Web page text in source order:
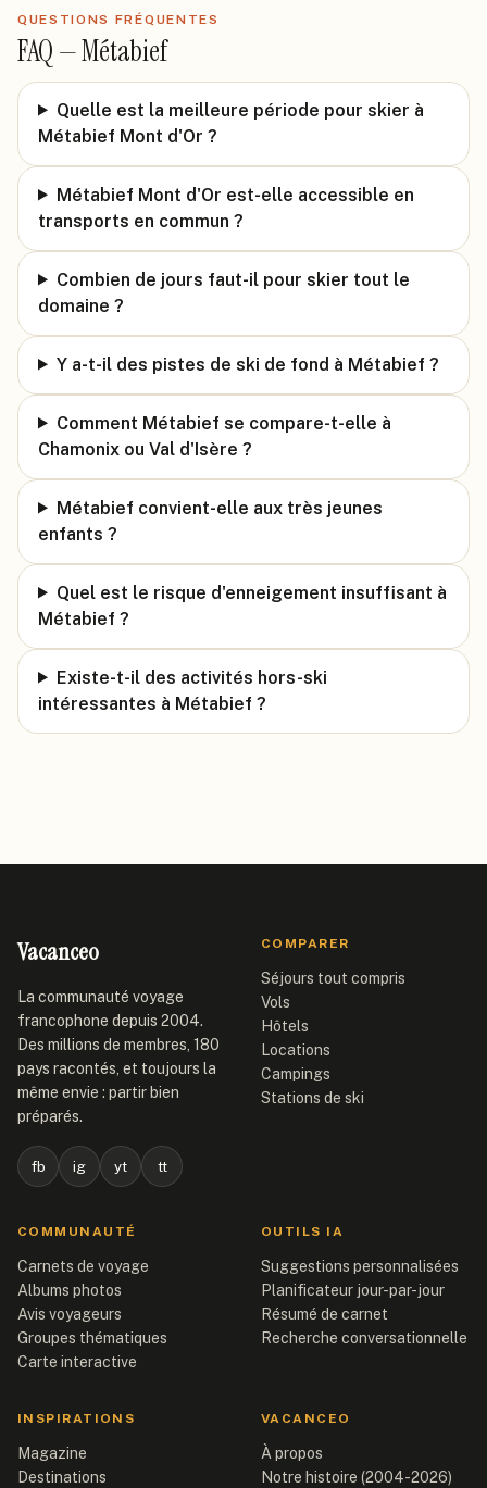
QUESTIONS FRÉQUENTES
FAQ —Métabief
Quelle est la meilleure période pour skier à
Métabief Mont d'Or ?
Métabief Mont d'Or est-elle accessible en
transports en commun ?
Combien de jours faut-il pour skier tout le
domaine ?
Y a-t-il des pistes de ski de fond à Métabief ?
Comment Métabief se compare-t-elle à
Chamonix ou Val d'Isère ?
Métabief convient-elle aux très jeunes
enfants ?
Quel est le risque d'enneigement insuffisant à
Métabief ?
Existe-t-il des activités hors-ski
intéressantes à Métabief ?
Vacanceo
La communauté voyage
francophone depuis 2004.
Des millions de membres, 180
pays racontés, et toujours la
même envie : partir bien
préparés.
fb ig yt tt
COMPARER
Séjours tout compris
Vols
Hôtels
Locations
Campings
Stations de ski
COMMUNAUTÉ
Carnets de voyage
Albums photos
Avis voyageurs
Groupes thématiques
Carte interactive
OUTILS IA
Suggestions personnalisées
Planificateur jour-par-jour
Résumé de carnet
Recherche conversationnelle
INSPIRATIONS
Magazine
Destinations
VACANCEO
À propos
Notre histoire (2004-2026)